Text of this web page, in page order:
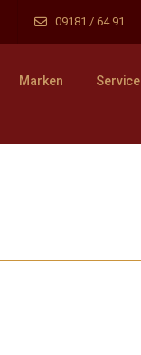
09181 / 64 91
Marken Service